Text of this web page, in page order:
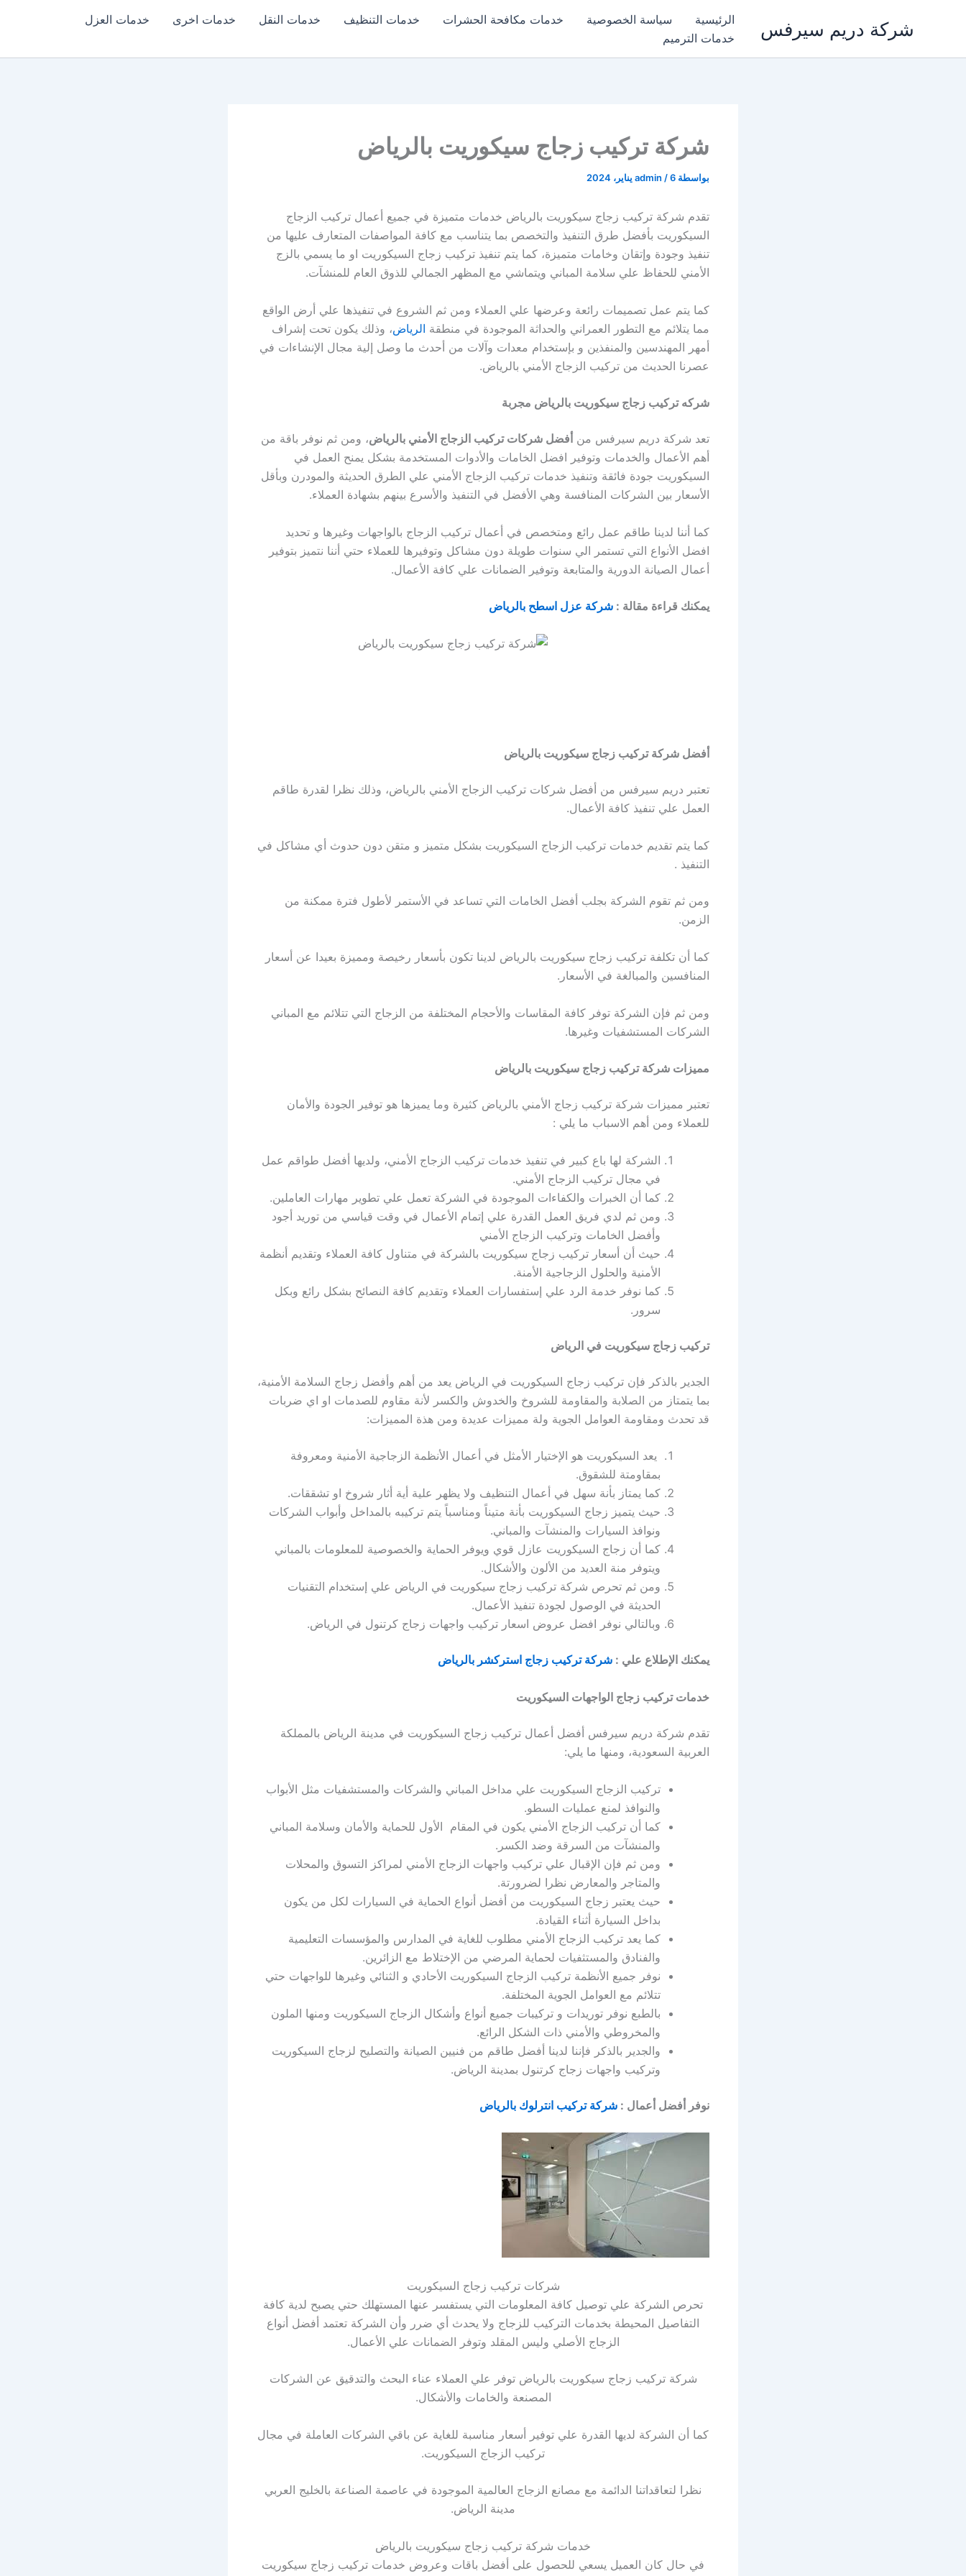
شركة دريم سيرفس الرئيسية سياسة الخصوصية خدمات مكافحة الحشرات خدمات التنظيف خدمات النقل خدمات اخرى
خدمات العزل
خدمات الترميم
شركة تركيب زجاج سيكوريت بالرياض
بواسطة admin /6 يناير، 2024
تقدم شركة تركيب زجاج سيكوريت بالرياض خدمات متميزة في جميع أعمال تركيب الزجاج
السيكوريت بأفضل طرق التنفيذ والتخصص بما يتناسب مع كافة المواصفات المتعارف عليها من
تنفيذ وجودة وإتقان وخامات متميزة، كما يتم تنفيذ تركيب زجاج السيكوريت او ما يسمي بالزج
الأمني للحفاظ علي سلامة المباني ويتماشي مع المظهر الجمالي للذوق العام للمنشآت.
كما يتم عمل تصميمات رائعة وعرضها علي العملاء ومن ثم الشروع في تنفيذها علي أرض الواقع
مما يتلائم مع التطور العمراني والحداثة الموجودة في منطقة الرياض، وذلك يكون تحت إشراف
أمهر المهندسين والمنفذين و بإستخدام معدات وآلات من أحدث ما وصل إلية مجال الإنشاءات في
عصرنا الحديث من تركيب الزجاج الأمني بالرياض.
شركه تركيب زجاج سيكوريت بالرياض مجربة
تعد شركة دريم سيرفس من أفضل شركات تركيب الزجاج الأمني بالرياض، ومن ثم نوفر باقة من
أهم الأعمال والخدمات وتوفير افضل الخامات والأدوات المستخدمة بشكل يمنح العمل في
السيكوريت جودة فائقة وتنفيذ خدمات تركيب الزجاج الأمني علي الطرق الحديثة والمودرن وبأقل
الأسعار بين الشركات المنافسة وهي الأفضل في التنفيذ والأسرع بينهم بشهادة العملاء.
كما أننا لدينا طاقم عمل رائع ومتخصص في أعمال تركيب الزجاج بالواجهات وغيرها و تحديد
افضل الأنواع التي تستمر الي سنوات طويلة دون مشاكل وتوفيرها للعملاء حتي أننا نتميز بتوفير
أعمال الصيانة الدورية والمتابعة وتوفير الضمانات علي كافة الأعمال.
يمكنك قراءة مقالة : شركة عزل اسطح بالرياض
أفضل شركة تركيب زجاج سيكوريت بالرياض
تعتبر دريم سيرفس من أفضل شركات تركيب الزجاج الأمني بالرياض، وذلك نظرا لقدرة طاقم
العمل علي تنفيذ كافة الأعمال.
كما يتم تقديم خدمات تركيب الزجاج السيكوريت بشكل متميز و متقن دون حدوث أي مشاكل في
التنفيذ .
ومن ثم تقوم الشركة بجلب أفضل الخامات التي تساعد في الأستمر لأطول فترة ممكنة من
الزمن.
كما أن تكلفة تركيب زجاج سيكوريت بالرياض لدينا تكون بأسعار رخيصة ومميزة بعيدا عن أسعار
المنافسين والمبالغة في الأسعار.
ومن ثم فإن الشركة توفر كافة المقاسات والأحجام المختلفة من الزجاج التي تتلائم مع المباني
الشركات المستشفيات وغيرها.
مميزات شركة تركيب زجاج سيكوريت بالرياض
تعتبر مميزات شركة تركيب زجاج الأمني بالرياض كثيرة وما يميزها هو توفير الجودة والأمان
للعملاء ومن أهم الاسباب ما يلي :
الشركة لها باع كبير في تنفيذ خدمات تركيب الزجاج الأمني، ولديها أفضل طواقم عمل
في مجال تركيب الزجاج الأمني.
كما أن الخبرات والكفاءات الموجودة في الشركة تعمل علي تطوير مهارات العاملين.
ومن ثم لدي فريق العمل القدرة علي إتمام الأعمال في وقت قياسي من توريد أجود
وأفضل الخامات وتركيب الزجاج الأمني
حيث أن أسعار تركيب زجاج سيكوريت بالشركة في متناول كافة العملاء وتقديم أنظمة
الأمنية والحلول الزجاجية الأمنة.
كما نوفر خدمة الرد علي إستفسارات العملاء وتقديم كافة النصائح بشكل رائع وبكل
سرور.
تركيب زجاج سيكوريت في الرياض
الجدير بالذكر فإن تركيب زجاج السيكوريت في الرياض يعد من أهم وأفضل زجاج السلامة الأمنية،
بما يتمتاز من الصلابة والمقاومة للشروخ والخدوش والكسر لأنة مقاوم للصدمات او اي ضربات
قد تحدث ومقاومة العوامل الجوية ولة مميزات عديدة ومن هذة المميزات:
يعد السيكوريت هو الإختيار الأمثل في أعمال الأنظمة الزجاجية الأمنية ومعروفة
بمقاومتة للشقوق.
كما يمتاز بأنة سهل في أعمال التنظيف ولا يظهر علية أية أثار شروخ او تشققات.
حيث يتميز زجاج السيكوريت بأنة متيناً ومناسباً يتم تركيبه بالمداخل وأبواب الشركات
ونوافذ السيارات والمنشآت والمباني.
كما أن زجاج السيكوريت عازل قوي ويوفر الحماية والخصوصية للمعلومات بالمباني
ويتوفر منة العديد من الألون والأشكال.
ومن ثم تحرص شركة تركيب زجاج سيكوريت في الرياض علي إستخدام التقنيات
الحديثة في الوصول لجودة تنفيذ الأعمال.
وبالتالي نوفر افضل عروض اسعار تركيب واجهات زجاج كرتنول في الرياض.
يمكنك الإطلاع علي : شركة تركيب زجاج استركشر بالرياض
خدمات تركيب زجاج الواجهات السيكوريت
تقدم شركة دريم سيرفس أفضل أعمال تركيب زجاج السيكوريت في مدينة الرياض بالمملكة
العربية السعودية، ومنها ما يلي:
تركيب الزجاج السيكوريت علي مداخل المباني والشركات والمستشفيات مثل الأبواب
والنوافذ لمنع عمليات السطو.
كما أن تركيب الزجاج الأمني يكون في المقام الأول للحماية والأمان وسلامة المباني
والمنشآت من السرقة وضد الكسر.
ومن ثم فإن الإقبال علي تركيب واجهات الزجاج الأمني لمراكز التسوق والمحلات
والمتاجر والمعارض نظرا لضرورتة.
حيث يعتبر زجاج السيكوريت من أفضل أنواع الحماية في السيارات لكل من يكون
بداخل السيارة أثناء القيادة.
كما يعد تركيب الزجاج الأمني مطلوب للغاية في المدارس والمؤسسات التعليمية
والفنادق والمستثفيات لحماية المرضي من الإختلاط مع الزائرين.
نوفر جميع الأنظمة تركيب الزجاج السيكوريت الأحادي و الثنائي وغيرها للواجهات حتي
تتلائم مع العوامل الجوية المختلفة.
بالطبع نوفر توريدات و تركيبات جميع أنواع وأشكال الزجاج السيكوريت ومنها الملون
والمخروطي والأمني ذات الشكل الرائع.
والجدير بالذكر فإننا لدينا أفضل طاقم من فنيين الصيانة والتصليح لزجاج السيكوريت
وتركيب واجهات زجاج كرتنول بمدينة الرياض.
نوفر أفضل أعمال : شركة تركيب انترلوك بالرياض
شركات تركيب زجاج السيكوريت
تحرص الشركة علي توصيل كافة المعلومات التي يستفسر عنها المستهلك حتي يصبح لدية كافة
التفاصيل المحيطة بخدمات التركيب للزجاج ولا يحدث أي ضرر وأن الشركة تعتمد أفضل أنواع
الزجاج الأصلي وليس المقلد وتوفر الضمانات علي الأعمال.
شركة تركيب زجاج سيكوريت بالرياض توفر علي العملاء عناء البحث والتدقيق عن الشركات
المصنعة والخامات والأشكال.
كما أن الشركة لديها القدرة علي توفير أسعار مناسبة للغاية عن باقي الشركات العاملة في مجال
تركيب الزجاج السيكوريت.
نظرا لتعاقداتنا الدائمة مع مصانع الزجاج العالمية الموجودة في عاصمة الصناعة بالخليج العربي
مدينة الرياض.
خدمات شركة تركيب زجاج سيكوريت بالرياض
في حال كان العميل يسعي للحصول على أفضل باقات وعروض خدمات تركيب زجاج سيكوريت